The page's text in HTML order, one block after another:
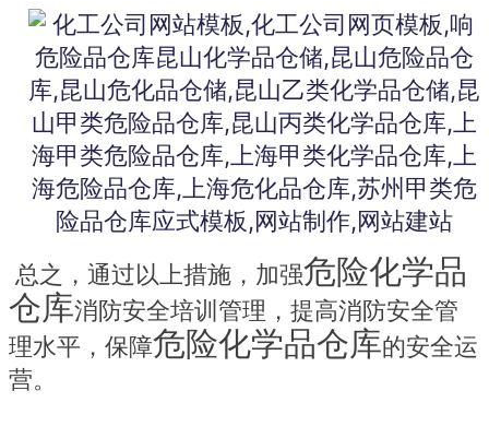
总之，通过以上措施，加强危险化学品
仓库消防安全培训管理，提高消防安全管
理水平，保障危险化学品仓库的安全运
营。